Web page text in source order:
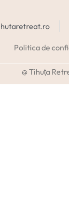
Politica de
@ Tihuța